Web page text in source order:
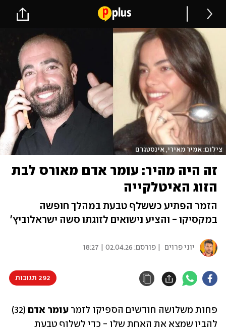
צילום: אמיר מאירי, אינסטגרם
זה היה מהיר: עומר אדם מאורס לבת
הזוג האיטלקייה
הזמר הפתיע כששלף טבעת במהלך חופשה
במקסיקו - והציע נישואים לזוגתו סשה ישראלוביץ'
יוני פרוים | פורסם: 02.04.26 | 18:27
292 תגובות
פחות משלושה חודשים הספיקו לזמר עומר אדם